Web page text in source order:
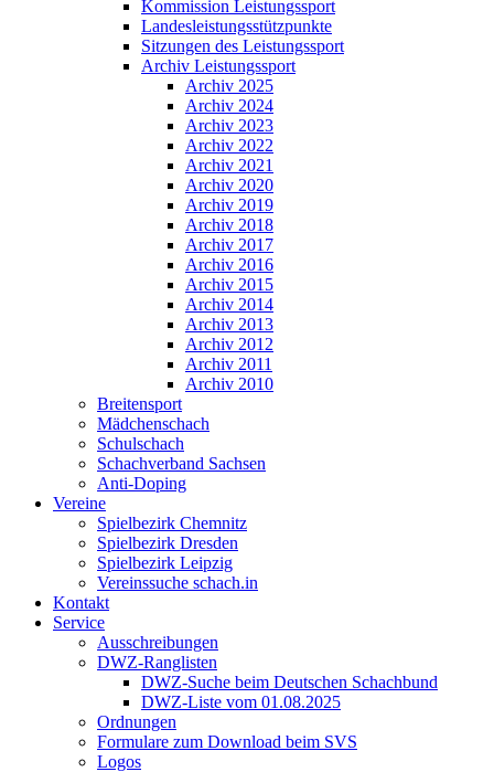
Kommission Leistungssport
Landesleistungsstützpunkte
Sitzungen des Leistungssport
Archiv Leistungssport
Archiv 2025
Archiv 2024
Archiv 2023
Archiv 2022
Archiv 2021
Archiv 2020
Archiv 2019
Archiv 2018
Archiv 2017
Archiv 2016
Archiv 2015
Archiv 2014
Archiv 2013
Archiv 2012
Archiv 2011
Archiv 2010
Breitensport
Mädchenschach
Schulschach
Schachverband Sachsen
Anti-Doping
Vereine
Spielbezirk Chemnitz
Spielbezirk Dresden
Spielbezirk Leipzig
Vereinssuche schach.in
Kontakt
Service
Ausschreibungen
DWZ-Ranglisten
DWZ-Suche beim Deutschen Schachbund
DWZ-Liste vom 01.08.2025
Ordnungen
Formulare zum Download beim SVS
Logos